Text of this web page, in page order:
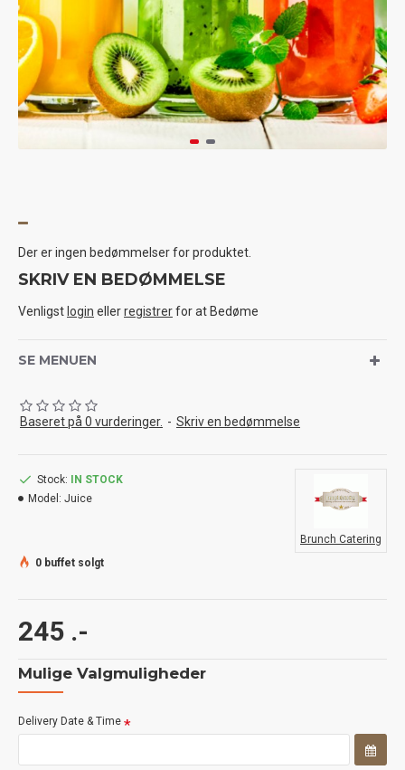
Der er ingen bedømmelser for produktet.
SKRIV EN BEDØMMELSE
Venligst login ellerregistrerfor at Bedøme
SE MENUEN
Baseret på 0 vurderinger. - Skriv en bedømmelse
245 .-
Stock:
IN STOCK
Model: Juice
Brunch Catering
0 buffet solgt
Mulige Valgmuligheder
Delivery Date & Time